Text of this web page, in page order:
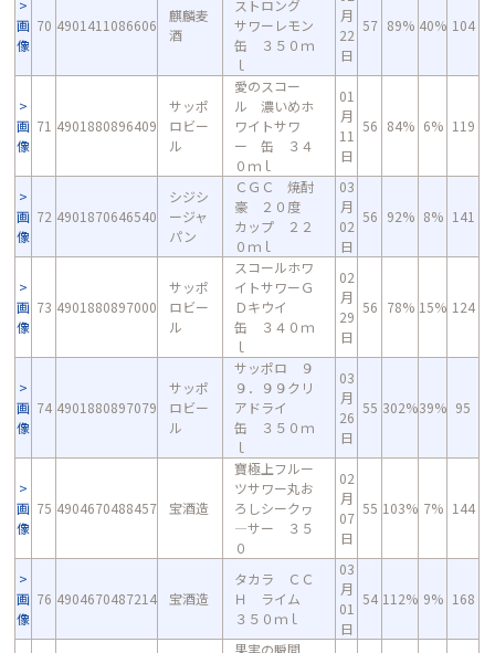
画
像
70 4901411086606
麒麟麦
酒
ストロング
サワーレモン
缶 ３５０ｍ
ｌ
月
22
日
57 89% 40% 104
画
像
71 4901880896409
サッポ
ロビー
ル
愛のスコー
ル 濃いめホ
ワイトサワ
ー 缶 ３４
０ｍｌ
01
月
11
日
56 84% 6% 119
画
像
72 4901870646540
シジシ
ージャ
パン
ＣＧＣ 焼酎
豪 ２０度
カップ ２２
０ｍｌ
03
月
02
日
56 92% 8% 141
画
像
73 4901880897000
サッポ
ロビー
ル
スコールホワ
イトサワーＧ
Ｄキウイ
缶 ３４０ｍ
ｌ
02
月
29
日
56 78% 15% 124
画
像
74 4901880897079
サッポ
ロビー
ル
サッポロ ９
９．９９クリ
アドライ
缶 ３５０ｍ
ｌ
03
月
26
日
55 302%39% 95
画
像
75 4904670488457 宝酒造
寶極上フルー
ツサワー丸お
ろしシークヮ
―サー ３５
０
02
月
07
日
55 103% 7% 144
画
像
76 4904670487214 宝酒造
タカラ ＣＣ
Ｈ ライム
３５０ｍｌ
03
月
01
日
54 112% 9% 168
果実の瞬間